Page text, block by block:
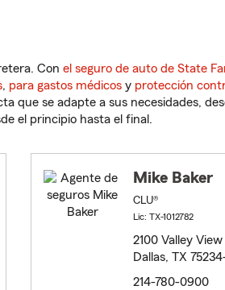
Con el seguro de auto de State
, para gastos médicos y protección
que se adapte a sus necesidades,
el principio hasta el final.
Mike Baker
CLU®
Lic: TX-1012782
2100 Valley
Dallas, TX
214-780-0900